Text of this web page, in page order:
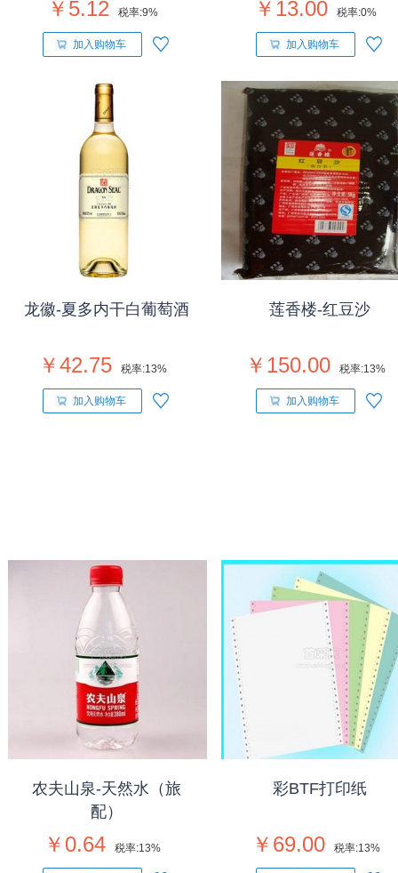
￥5.12 税率:9%
加入购物车
￥13.00 税率:0%
加入购物车
龙徽-夏多内干白葡萄酒
￥42.75 税率:13%
加入购物车
莲香楼-红豆沙
￥150.00 税率:13%
加入购物车
农夫山泉-天然水（旅
配）
￥0.64 税率:13%
彩BTF打印纸
￥69.00 税率:13%